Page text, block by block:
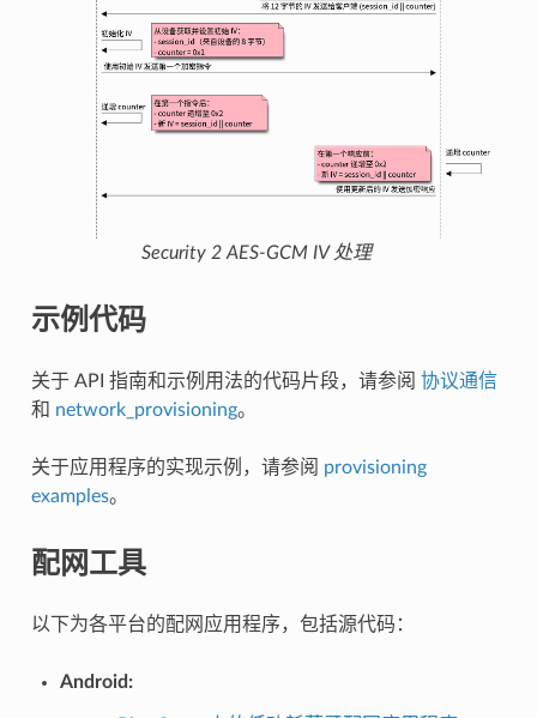
Security 2 AES-GCM IV 处理
示例代码
关于 API 指南和示例用法的代码片段，请参阅 协议通信
和 network_provisioning。
关于应用程序的实现示例，请参阅 provisioning
examples。
配网工具
以下为各平台的配网应用程序，包括源代码：
Android: